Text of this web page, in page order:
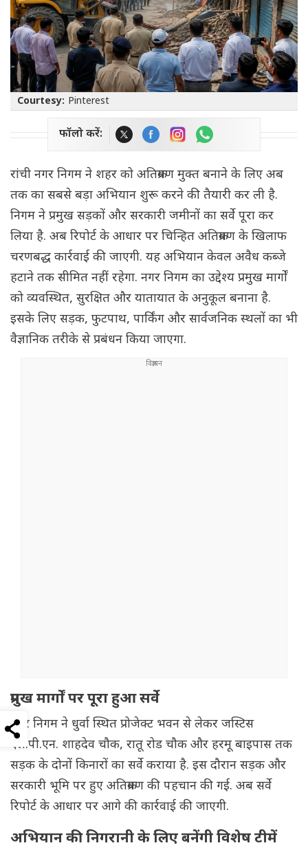
Courtesy: Pinterest
फॉलो करें:
रांची नगर निगम ने शहर को अतिक्रमण मुक्त बनाने के लिए अब
तक का सबसे बड़ा अभियान शुरू करने की तैयारी कर ली है.
निगम ने प्रमुख सड़कों और सरकारी जमीनों का सर्वे पूरा कर
लिया है. अब रिपोर्ट के आधार पर चिन्हित अतिक्रमण के खिलाफ
चरणबद्ध कार्रवाई की जाएगी. यह अभियान केवल अवैध कब्जे
हटाने तक सीमित नहीं रहेगा. नगर निगम का उद्देश्य प्रमुख मार्गों
को व्यवस्थित, सुरक्षित और यातायात के अनुकूल बनाना है.
इसके लिए सड़क, फुटपाथ, पार्किंग और सार्वजनिक स्थलों का भी
वैज्ञानिक तरीके से प्रबंधन किया जाएगा.
प्रमुख मार्गों पर पूरा हुआ सर्वे
नगर निगम ने धुर्वा स्थित प्रोजेक्ट भवन से लेकर जस्टिस
एल.पी.एन. शाहदेव चौक, रातू रोड चौक और हरमू बाइपास तक
सड़क के दोनों किनारों का सर्वे कराया है. इस दौरान सड़क और
सरकारी भूमि पर हुए अतिक्रमण की पहचान की गई. अब सर्वे
रिपोर्ट के आधार पर आगे की कार्रवाई की जाएगी.
अभियान की निगरानी के लिए बनेंगी विशेष टीमें